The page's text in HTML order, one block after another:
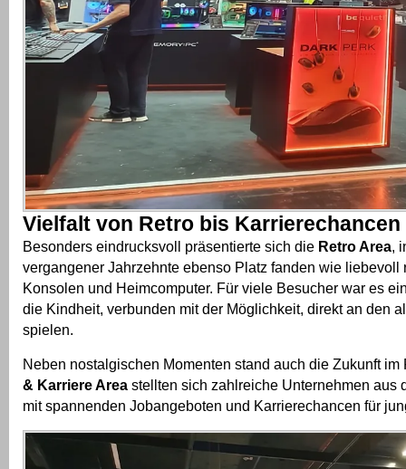
Vielfalt von Retro bis Karrierechancen
Besonders eindrucksvoll präsentierte sich die Retro Area,
vergangener Jahrzehnte ebenso Platz fanden wie liebevoll
Konsolen und Heimcomputer. Für viele Besucher war es
die Kindheit, verbunden mit der Möglichkeit, direkt an den
spielen.
Neben nostalgischen Momenten stand auch die Zukunft
& Karriere Area stellten sich zahlreiche Unternehmen aus
mit spannenden Jobangeboten und Karrierechancen für